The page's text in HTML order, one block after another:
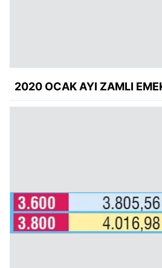
2020 OCAK AYI ZAMLI